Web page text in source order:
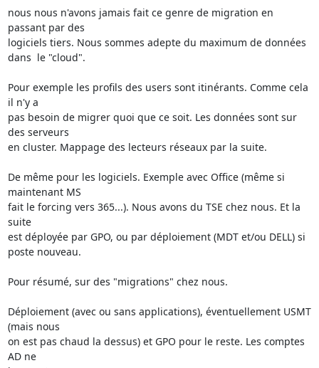
nous nous n'avons jamais fait ce genre de migration en
passant par des
logiciels tiers. Nous sommes adepte du maximum de données
dans  le "cloud".
Pour exemple les profils des users sont itinérants. Comme cela
il n'y a
pas besoin de migrer quoi que ce soit. Les données sont sur
des serveurs
en cluster. Mappage des lecteurs réseaux par la suite.
De même pour les logiciels. Exemple avec Office (même si
maintenant MS
fait le forcing vers 365...). Nous avons du TSE chez nous. Et la
suite
est déployée par GPO, ou par déploiement (MDT et/ou DELL) si
poste nouveau.
Pour résumé, sur des "migrations" chez nous.
Déploiement (avec ou sans applications), éventuellement USMT
(mais nous
on est pas chaud la dessus) et GPO pour le reste. Les comptes
AD ne